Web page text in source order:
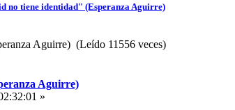
no tiene identidad" (Esperanza Aguirre)
Aguirre) (Leído 11556 veces)
Aguirre)
»